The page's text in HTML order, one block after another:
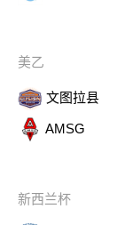
美乙
文图拉县
AMSG
新西兰杯